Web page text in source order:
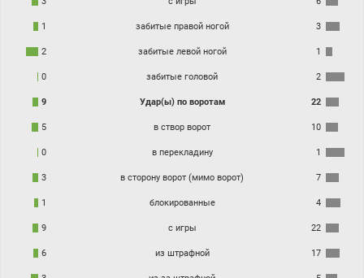
1 забитые правой ногой 3
2 забитые левой ногой 1
0 забитые головой 2
9 Удар(ы) по воротам 22
5 в створ ворот 10
0 в перекладину 1
3 в сторону ворот (мимо ворот) 7
1 блокированные 4
9 с игры 22
6 из штрафной 17